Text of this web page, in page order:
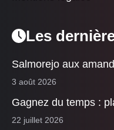
Les
Salmorejo aux
3 août 2026
Gagnez du temps :
22 juillet 2026